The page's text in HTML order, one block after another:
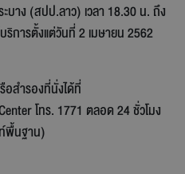
าง (สปป.ลาว) เวลา 18.30 น. ถึง
บริการตั้งแต่วันที่ 2 เมษายน 2562
อสำรองที่นั่งได้ที่
โทร. 1771 ตลอด 24 ชั่วโมง
พื้นฐาน)